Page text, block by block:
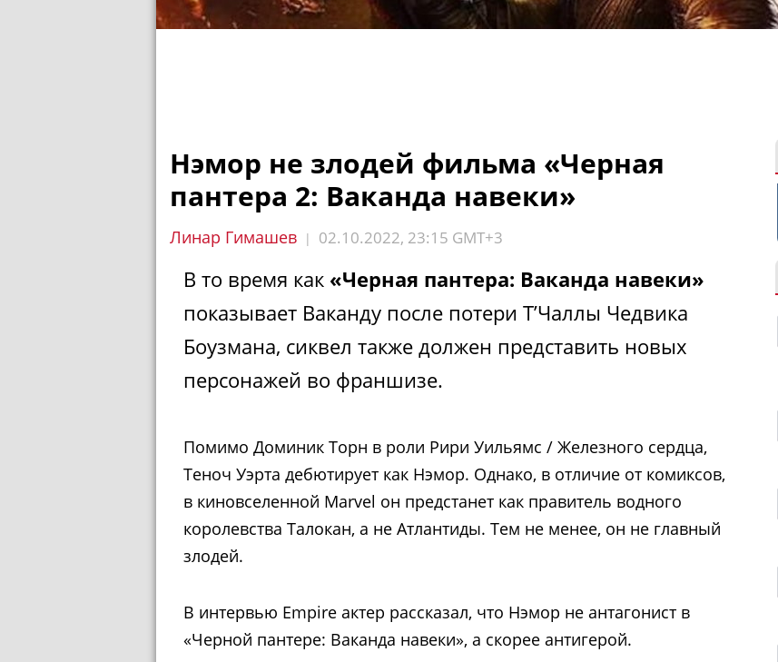
Нэмор не злодей фильма «Черная
пантера 2: Ваканда навеки»
Линар Гимашев | 02.10.2022, 23:15 GMT+3
В то время как «Черная пантера: Ваканда навеки»
показывает Ваканду после потери Т’Чаллы Чедвика
Боузмана, сиквел также должен представить новых
персонажей во франшизе.
Помимо Доминик Торн в роли Рири Уильямс / Железного сердца,
Теноч Уэрта дебютирует как Нэмор. Однако, в отличие от комиксов,
в киновселенной Marvel он предстанет как правитель водного
королевства Талокан, а не Атлантиды. Тем не менее, он не главный
злодей.
В интервью Empire актер рассказал, что Нэмор не антагонист в
«Черной пантере: Ваканда навеки», а скорее антигерой.